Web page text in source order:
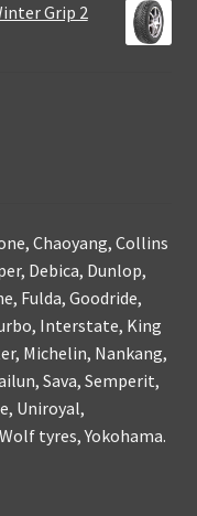
Grip 2
Chaoyang, Collins
Debica, Dunlop,
Fulda, Goodride,
Interstate, King
Michelin, Nankang,
Sava, Semperit,
Uniroyal,
tyres, Yokohama.